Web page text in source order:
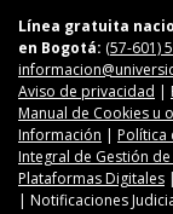
Línea gratuita
en Bogotá: (57-601)
Aviso de privacidad |
Manual de Cookies u
Información | Política
Integral de Gestión
Plataformas Digitales |
| Notificaciones